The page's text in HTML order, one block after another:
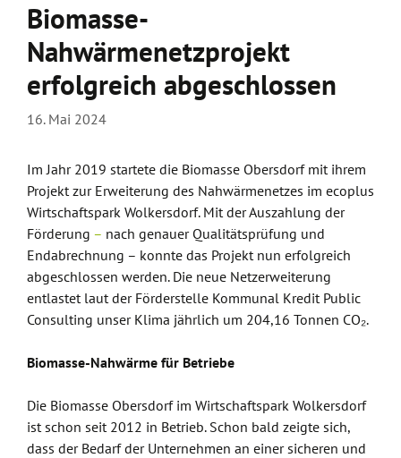
Biomasse-
Nahwärmenetzprojekt
erfolgreich abgeschlossen
16. Mai 2024
Im Jahr 2019 startete die Biomasse Obersdorf mit ihrem
Projekt zur Erweiterung des Nahwärmenetzes im ecoplus
Wirtschaftspark Wolkersdorf. Mit der Auszahlung der
Förderung – nach genauer Qualitätsprüfung und
Endabrechnung – konnte das Projekt nun erfolgreich
abgeschlossen werden. Die neue Netzerweiterung
entlastet laut der Förderstelle Kommunal Kredit Public
Consulting unser Klima jährlich um 204,16 Tonnen CO₂.
Biomasse-Nahwärme für Betriebe
Die Biomasse Obersdorf im Wirtschaftspark Wolkersdorf
ist schon seit 2012 in Betrieb. Schon bald zeigte sich,
dass der Bedarf der Unternehmen an einer sicheren und